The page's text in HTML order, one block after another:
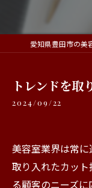
トレンドを取
2024/09/22
美容室業界は常
取り入れたカッ
る顧客のニーズ